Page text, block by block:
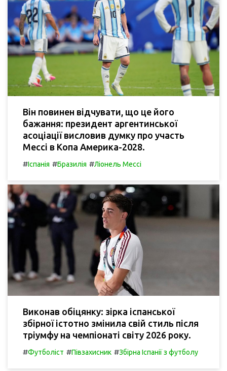
Він повинен відчувати, що це його
бажання: президент аргентинської
асоціації висловив думку про участь
Мессі в Копа Америка-2028.
#Іспанія #Бразилія #Ліонель Мессі
Виконав обіцянку: зірка іспанської
збірної істотно змінила свій стиль після
тріумфу на чемпіонаті світу 2026 року.
#Футболіст #Півзахисник #Збірна Іспанії з футболу